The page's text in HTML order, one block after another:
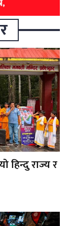
हिन्दु राज्य र